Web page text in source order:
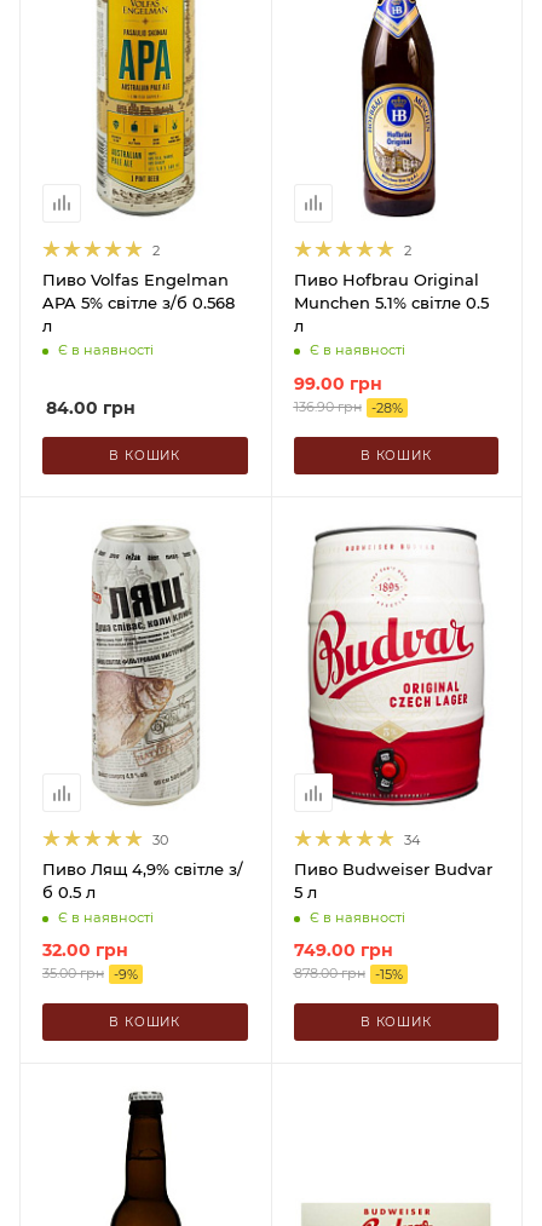
2
Пиво Volfas Engelman
APA 5% світле з/б 0.568
л
Є в наявності
84.00 грн
В КОШИК
2
Пиво Hofbrau Original
Munchen 5.1% світле 0.5
л
Є в наявності
99.00 грн
136.90грн -28%
В КОШИК
30
Пиво Лящ 4,9% світле з/
б 0.5 л
Є в наявності
32.00 грн
35.00грн -9%
В КОШИК
34
Пиво Budweiser Budvar
5 л
Є в наявності
749.00 грн
878.00грн -15%
В КОШИК